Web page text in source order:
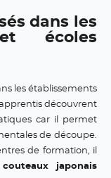
dans les
écoles
les établissements
découvrent
car il permet
de découpe.
de formation, il
japonais